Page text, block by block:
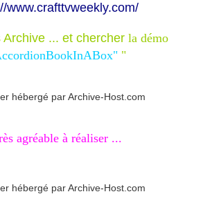
www.crafttvweekly.com/
Archive ... et chercher la démo
"
agréable à réaliser ...